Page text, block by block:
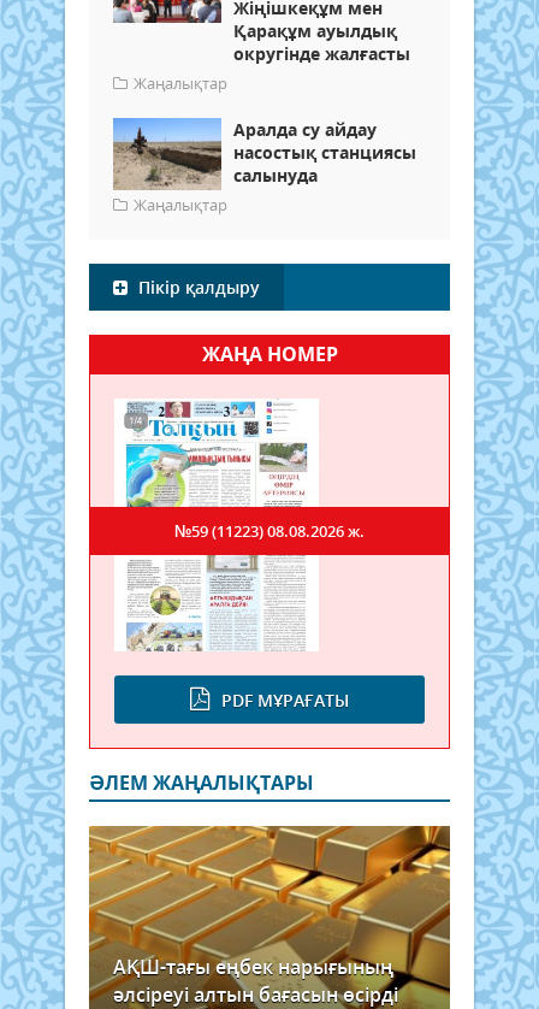
Жіңішкеқұм мен
Қарақұм ауылдық
округінде жалғасты
Жаңалықтар
Аралда су айдау
насостық станциясы
салынуда
Жаңалықтар
Пікір қалдыру
ЖАҢА НОМЕР
PDF МҰРАҒАТЫ
№59 (11223)08.08.2026 ж.
ӘЛЕМ ЖАҢАЛЫҚТАРЫ
АҚШ-тағы еңбек нарығының
әлсіреуі алтын бағасын өсірді